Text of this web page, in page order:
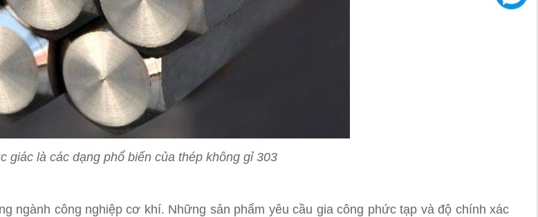
giác là các dạng phổ biến của thép không gỉ 303
ngành công nghiệp cơ khí. Những sản phẩm yêu cầu gia công phức tạp và độ chính xác